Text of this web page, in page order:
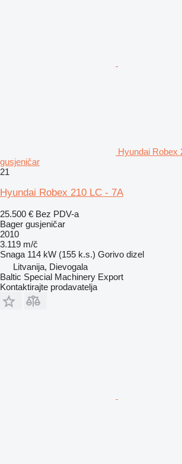
Hyundai Robex
gusjeničar
21
Hyundai Robex 210 LC - 7A
25.500 € Bez PDV-a
Bager gusjeničar
2010
3.119 m/č
Snaga 114 kW (155 k.s.) Gorivo dizel
Litvanija, Dievogala
Baltic Special Machinery Export
Kontaktirajte prodavatelja